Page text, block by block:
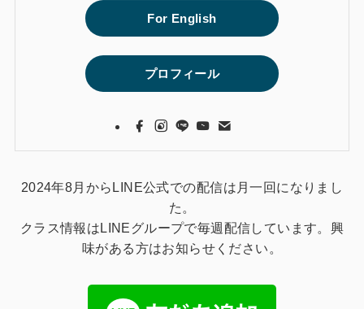
For English
プロフィール
2024年8月からLINE公式での配信は月一回になりまし
た。
クラス情報はLINEグループで毎週配信しています。興
味がある方はお知らせください。